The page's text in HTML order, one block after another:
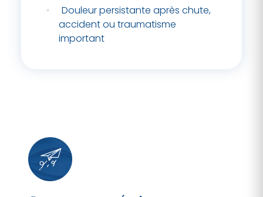
Douleur persistante après chute,
accident ou traumatisme
important